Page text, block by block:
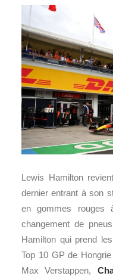
Lewis Hamilton
dernier entrant à son
en gommes rouges
changement de
Hamilton qui prend
Top 10 GP de
Max Verstappen,